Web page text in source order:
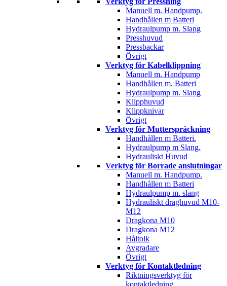
Manuell m. Handpump.
Handhållen m Batteri
Hydraulpump m. Slang
Presshuvud
Pressbackar
Övrigt
Verktyg för Kabelklippning
Manuell m. Handpump
Handhållen m. Batteri
Hydraulpump m. Slang
Klipphuvud
Klippknivar
Övrigt
Verktyg för Mutterspräckning
Handhållen m Batteri.
Hydraulpump m Slang.
Hydrauliskt Huvud
Verktyg för Borrade anslutningar
Manuell m. Handpump.
Handhållen m Batteri
Hydraulpump m. slang
Hydrauliskt draghuvud M10-
M12
Dragkona M10
Dragkona M12
Håltolk
Avgradare
Övrigt
Verktyg för Kontaktledning
Riktningsverktyg för
kontaktledning